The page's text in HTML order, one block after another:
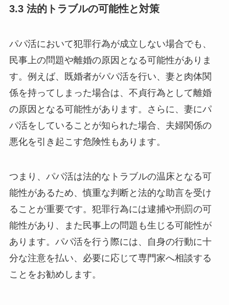
3.3 法的トラブルの可能性と対策
パパ活において犯罪行為が成立しない場合でも、
民事上の問題や離婚の原因となる可能性がありま
す。例えば、既婚者がパパ活を行い、妻と肉体関
係を持ってしまった場合は、不貞行為として離婚
の原因となる可能性があります。さらに、妻にパ
パ活をしていることが知られた場合、夫婦関係の
悪化を引き起こす危険性もあります。
つまり、パパ活は法的なトラブルの温床となる可
能性があるため、慎重な判断と法的な助言を受け
ることが重要です。犯罪行為には逮捕や刑罰の可
能性があり、また民事上の問題も生じる可能性が
あります。パパ活を行う際には、自身の行動に十
分な注意を払い、必要に応じて専門家へ相談する
ことをお勧めします。